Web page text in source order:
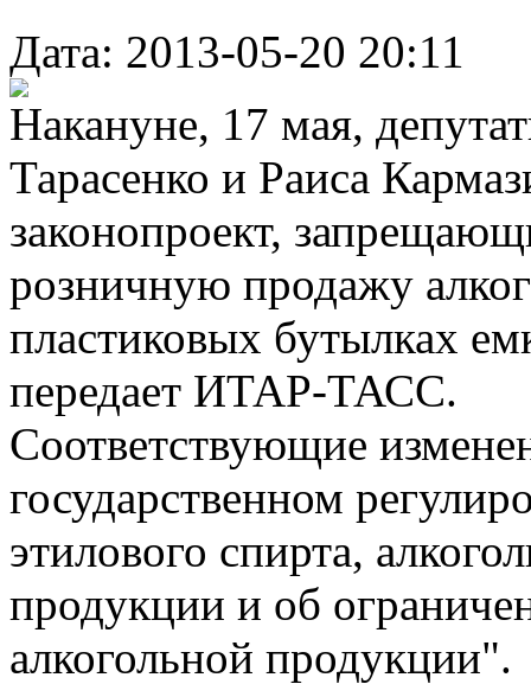
Дата: 2013-05-20 20:11
Накануне, 17 мая,
Тарасенко и Раиса
законопроект,
розничную продажу
пластиковых бутылках
передает ИТАР-ТАСС.
Соответствующие
государственном
этилового спирта,
продукции и об
алкогольной продукции".